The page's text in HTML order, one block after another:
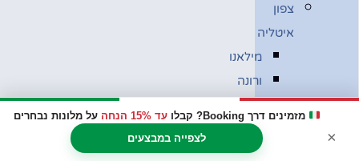
מזמינים דרך Booking? קבלו עד 15% הנחה
על מלונות נבחרים
לצפייה במבצעים
×
צפון
איטליה
מילאנו
ורונה
ונציה
בולוניה
מוזיאון